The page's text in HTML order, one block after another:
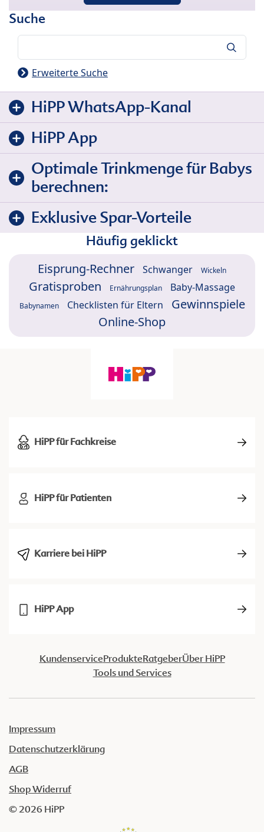
Suche
Erweiterte Suche
HiPP WhatsApp-Kanal
HiPP App
Optimale Trinkmenge für Babys
berechnen:
Exklusive Spar-Vorteile
Häufig geklickt
Eisprung-Rechner Schwanger Wickeln
Gratisproben Ernährungsplan Baby-Massage
Babynamen Checklisten für Eltern
Gewinnspiele
Online-Shop
HiPP für Fachkreise
HiPP für Patienten
Karriere bei HiPP
HiPP App
KundenserviceProdukteRatgeberÜber HiPP
Tools und Services
Impressum
Datenschutzerklärung
AGB
Shop Widerruf
© 2026 HiPP